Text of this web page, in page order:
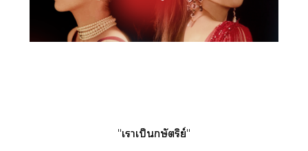
"เาเป็นกษัตริย์"